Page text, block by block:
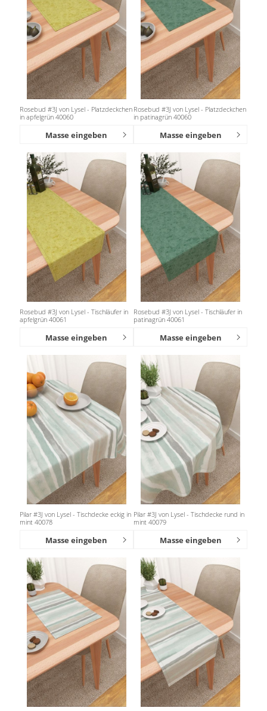
Rosebud #3J von Lysel - Platzdeckchen
in apfelgrün 40060
Masse eingeben
Rosebud #3J von Lysel - Platzdeckchen
in patinagrün 40060
Masse eingeben
Rosebud #3J von Lysel - Tischläufer in
apfelgrün 40061
Masse eingeben
Rosebud #3J von Lysel - Tischläufer in
patinagrün 40061
Masse eingeben
Pilar #3J von Lysel - Tischdecke eckig in
mint 40078
Masse eingeben
Pilar #3J von Lysel - Tischdecke rund in
mint 40079
Masse eingeben